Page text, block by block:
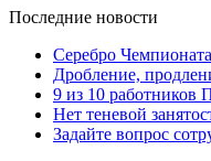
Последние новости
Серебро
Дробление,
9 из 10 работников
Нет теневой
Задайте вопрос